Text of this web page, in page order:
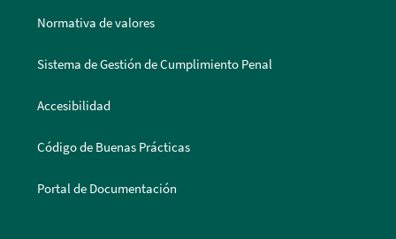
Normativa de valores
Sistema de Gestión de Cumplimiento Penal
Accesibilidad
Código de Buenas Prácticas
Portal de Documentación